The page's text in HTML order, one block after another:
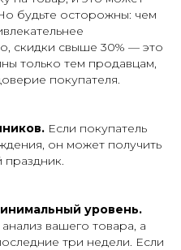
будьте осторожны: чем
скидки свыше 30% — это
только тем продавцам,
покупателя.
Если покупатель
он может получить
праздник.
уровень.
вашего товара, а
три недели. Если